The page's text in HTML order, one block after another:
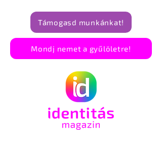
Támogasd munkánkat!
Mondj nemet a gyűlöletre!